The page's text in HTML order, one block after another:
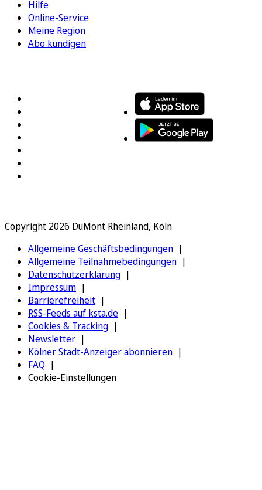
Hilfe
Online-Service
Meine Region
Abo kündigen
Copyright 2026 DuMont Rheinland, Köln
Allgemeine Geschäftsbedingungen
Allgemeine Teilnahmebedingungen
Datenschutzerklärung
Impressum
Barrierefreiheit
RSS-Feeds auf ksta.de
Cookies & Tracking
Newsletter
Kölner Stadt-Anzeiger abonnieren
FAQ
Cookie-Einstellungen